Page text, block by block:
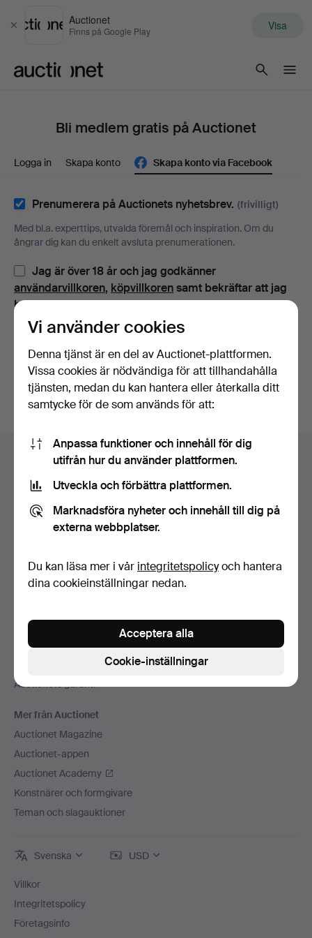
Stäng
Auctionet
Finns på Google Play Visa
Bli medlem gratis på Auctionet
Logga in Skapa konto Skapa konto via Facebook
Prenumerera på Auctionets nyhetsbrev. (frivilligt)
Med bl.a. experttips, utvalda föremål och inspiration. Om du
ångrar dig kan du enkelt avsluta prenumerationen.
Jag är över 18 år och jag godkänner
användarvillkoren, köpvillkorensamt bekräftar att jag
har tagit del avintegritetspolicyn.
Fortsätt med Facebook
För att kunna gå vidare måste du godkänna villkoren.
Sidfotsnavigation
Hjälp och kontakt
Kontakta support
Betalningsalternativ
Auctionet
Press
Lediga jobb
Anslut ditt auktionshus
Auctionets garanti
Mer från Auctionet
Auctionet Magazine
Auctionet-appen
Auctionet Academy
Konstnärer och formgivare
Teman och slagauktioner
Svenska USD
Villkor
Integritetspolicy
Företagsinfo
Vi använder cookies
Denna tjänst är en del av Auctionet-plattformen.
Vissa cookies är nödvändiga för att tillhandahålla
tjänsten, medan du kan hantera eller återkalla ditt
samtycke för de som används för att:
Anpassa funktioner och innehåll för dig
utifrån hur du använder plattformen.
Utveckla och förbättra plattformen.
Marknadsföra nyheter och innehåll till dig på
externa webbplatser.
Du kan läsa mer i vår integritetspolicyoch hantera
dina cookieinställningar nedan.
Cookie-inställningar
Acceptera alla